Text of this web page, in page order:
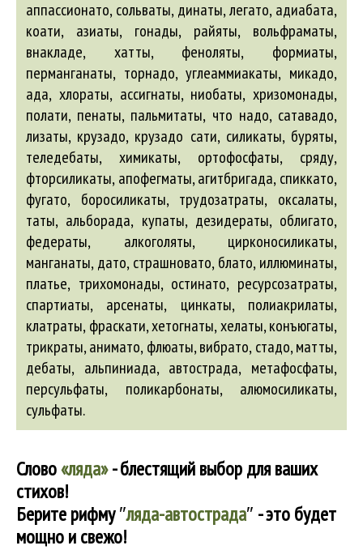
аппассионато, сольваты, динаты, легато,адиабата,
коати, азиаты, гонады, райяты, вольфраматы,
внакладе, хатты, феноляты, формиаты,
перманганаты, торнадо, углеаммиакаты, микадо,
ада, хлораты, ассигнаты, ниобаты, хризомонады,
полати, пенаты, пальмитаты, что надо, сатавадо,
лизаты, крузадо, крузадо сати, силикаты, буряты,
теледебаты, химикаты, ортофосфаты, сряду,
фторсиликаты, апофегматы,агитбригада, спиккато,
фугато, боросиликаты, трудозатраты, оксалаты,
таты, альборада, купаты, дезидераты, облигато,
федераты, алкоголяты, цирконосиликаты,
манганаты, дато, страшновато, блато, иллюминаты,
платье, трихомонады, остинато, ресурсозатраты,
спартиаты, арсенаты, цинкаты, полиакрилаты,
клатраты, фраскати, хетогнаты, хелаты, конъюгаты,
трикраты, анимато, флюаты, вибрато, стадо, матты,
дебаты, альпиниада, автострада, метафосфаты,
персульфаты, поликарбонаты, алюмосиликаты,
сульфаты.
Слово«ляда»- блестящий выбор для ваших
стихов!
Берите рифму″ляда-автострада″ - это будет
мощно и свежо!